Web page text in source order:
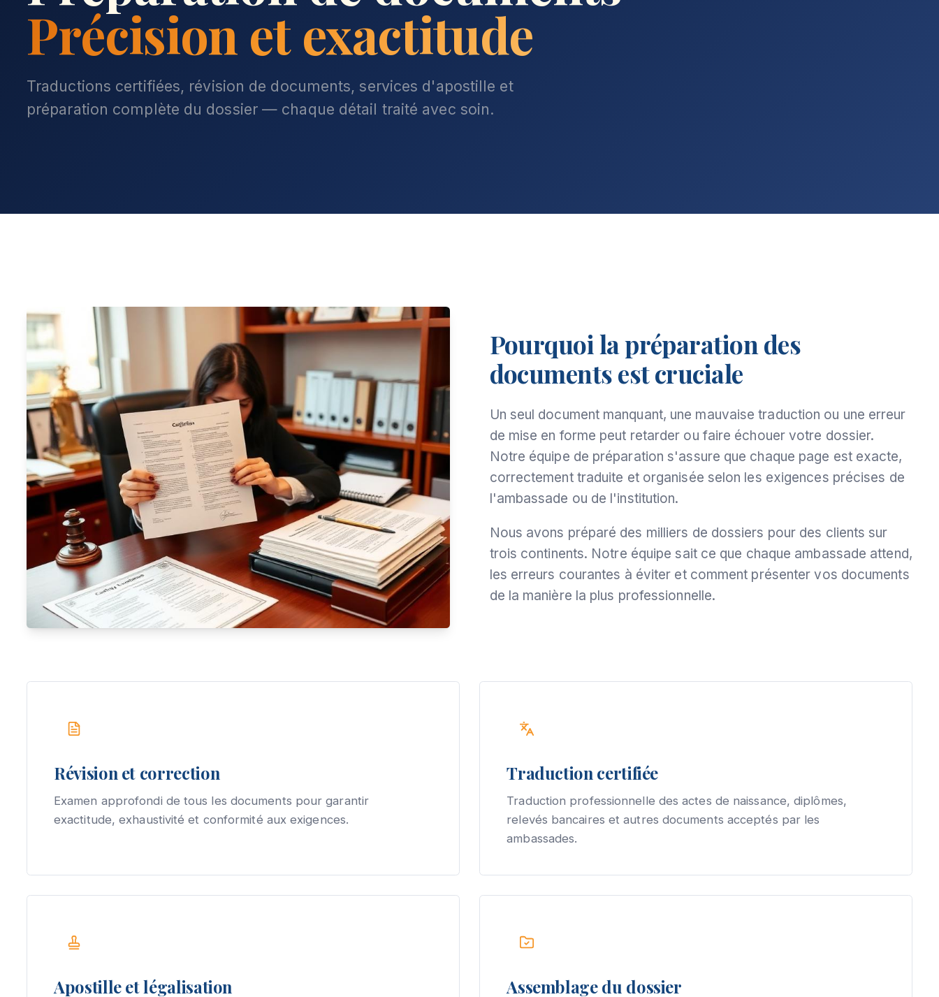
Précision et exactitude
Traductions certifiées, révision de documents, services d'apostille et
préparation complète du dossier — chaque détail traité avec soin.
Pourquoi la préparation des
documents est cruciale
Un seul document manquant, une mauvaise traduction ou une erreur
de mise en forme peut retarder ou faire échouer votre dossier.
Notre équipe de préparation s'assure que chaque page est exacte,
correctement traduite et organisée selon les exigences précises de
l'ambassade ou de l'institution.
Nous avons préparé des milliers de dossiers pour des clients sur
trois continents. Notre équipe sait ce que chaque ambassade attend,
les erreurs courantes à éviter et comment présenter vos documents
de la manière la plus professionnelle.
Révision et correction
Examen approfondi de tous les documents pour garantir
exactitude, exhaustivité et conformité aux exigences.
Traduction certifiée
Traduction professionnelle des actes de naissance, diplômes,
relevés bancaires et autres documents acceptés par les
ambassades.
Apostille et légalisation Assemblage du dossier